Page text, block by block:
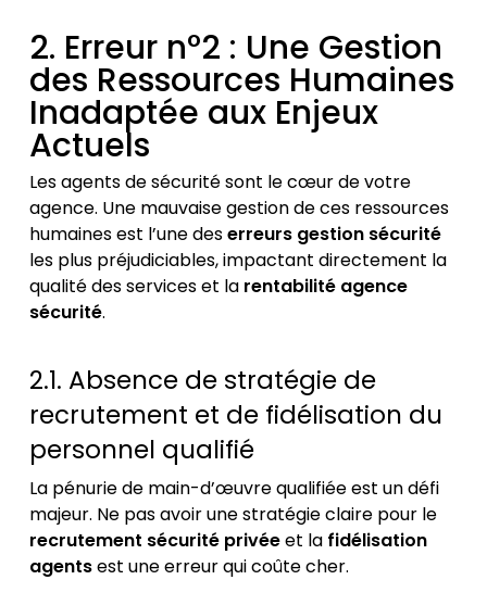
2. Erreur n°2 : Une Gestion
des Ressources Humaines
Inadaptée aux Enjeux
Actuels
Les agents de sécurité sont le cœur de votre
agence. Une mauvaise gestion de ces ressources
humaines est l’une deserreurs gestion sécurité
les plus préjudiciables, impactant directement la
qualité des services et la rentabilité agence
sécurité.
2.1. Absence de stratégie de
recrutement et de fidélisation du
personnel qualifié
La pénurie de main-d’œuvre qualifiée est un défi
majeur. Ne pas avoir une stratégie claire pour le
recrutement sécurité privéeet la fidélisation
agentsest une erreur qui coûte cher.